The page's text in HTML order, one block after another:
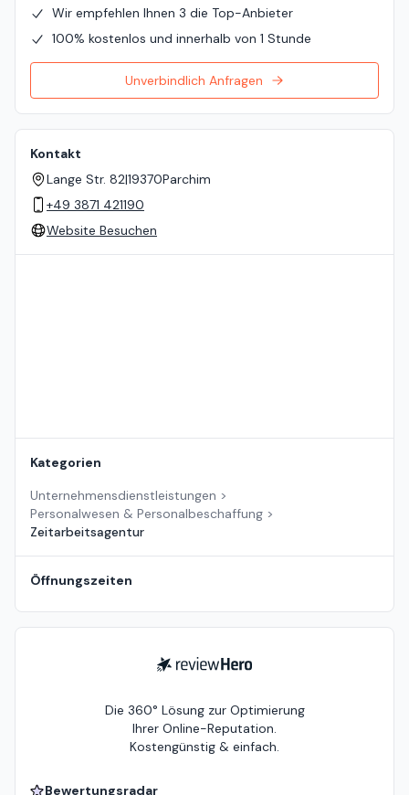
Wir empfehlen Ihnen 3 die Top-Anbieter
100% kostenlos und innerhalb von 1 Stunde
Unverbindlich Anfragen
Kontakt
Lange Str. 82|19370Parchim
+49 3871 421190
Website Besuchen
Kategorien
Unternehmensdienstleistungen >
Personalwesen & Personalbeschaffung >
Zeitarbeitsagentur
Öffnungszeiten
ReviewHero
Die 360° Lösung zur Optimierung
Ihrer Online-Reputation.
Kostengünstig & einfach.
Bewertungsradar